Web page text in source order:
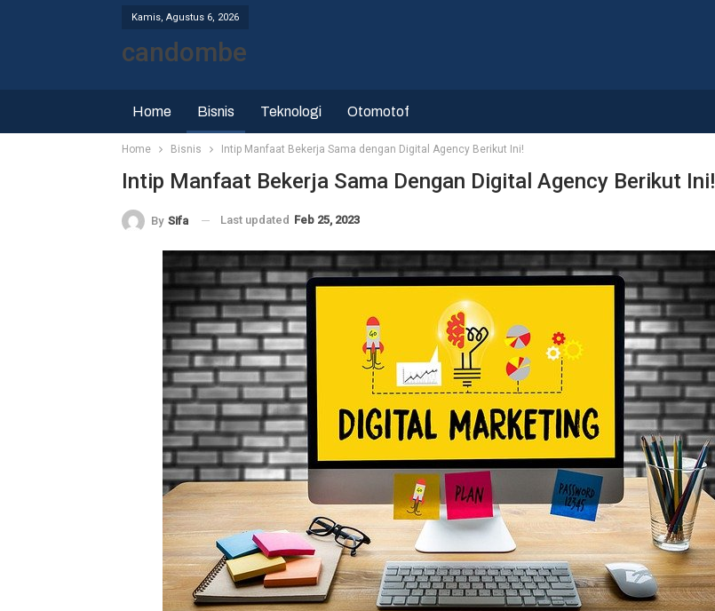
Kamis, Agustus 6, 2026
candombe
Home Bisnis Teknologi Otomotof
Home Bisnis Intip Manfaat Bekerja Sama dengan Digital Agency Berikut Ini!
Intip Manfaat Bekerja Sama Dengan Digital Agency Berikut Ini!
By Sifa Last updated Feb 25, 2023